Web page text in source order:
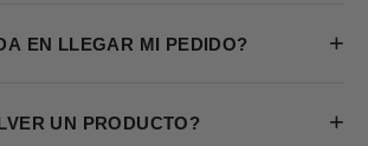
EN LLEGAR MI PEDIDO? +
UN PRODUCTO? +